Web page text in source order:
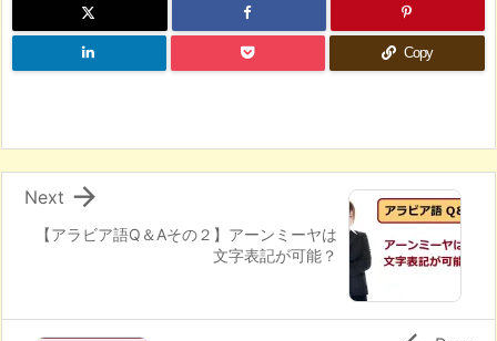
Copy
【アラビア語Q＆Aその２】アーンミーヤは
文字表記が可能？

Next